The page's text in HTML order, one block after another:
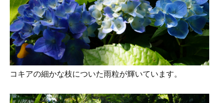
コキアの細かな枝についた雨粒が輝いています。